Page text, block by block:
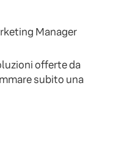
Manager
offerte da
subito una